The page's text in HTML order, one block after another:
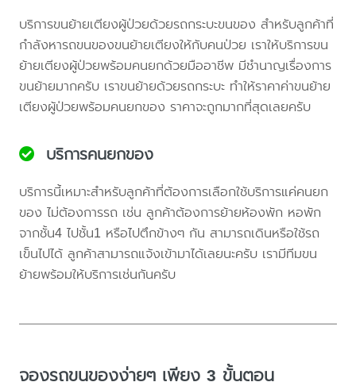
บริการขนย้ายเตียงผู้ป่วยด้วยรถกระบะขนของ สำหรับลูกค้าที่
กำลังหารถขนของขนย้ายเตียงให้กับคนป่วย เราให้บริการขน
ย้ายเตียงผู้ป่วยพร้อมคนยกด้วยมืออาชีพ มีชำนาญเรื่องการ
ขนย้ายมากครับ เราขนย้ายด้วยรถกระบะ ทำให้ราคาค่าขนย้าย
เตียงผู้ป่วยพร้อมคนยกของ ราคาจะถูกมากที่สุดเลยครับ
บริการคนยกของ
บริการนี้เหมาะสำหรับลูกค้าที่ต้องการเลือกใช้บริการแค่คนยก
ของ ไม่ต้องการรถ เช่น ลูกค้าต้องการย้ายห้องพัก หอพัก
จากชั้น4 ไปชั้น1 หรือไปตึกข้างๆ กัน สามารถเดินหรือใช้รถ
เข็นไปได้ ลูกค้าสามารถแจ้งเข้ามาได้เลยนะครับ เรามีทีมขน
ย้ายพร้อมให้บริการเช่นกันครับ
จองรถขนของง่ายๆ เพียง 3 ขั้นตอน